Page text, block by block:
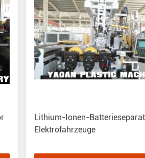
Lithium-Ionen-
Elektrofahrzeuge